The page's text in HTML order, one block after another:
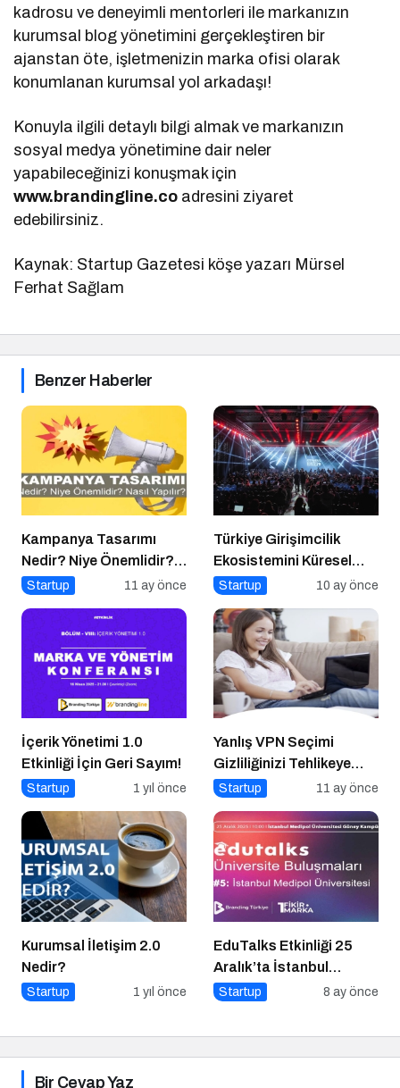
kadrosu ve deneyimli mentorleri ile markanızın
kurumsal blog yönetimini gerçekleştiren bir
ajanstan öte, işletmenizin marka ofisi olarak
konumlanan kurumsal yol arkadaşı!
Konuyla ilgili detaylı bilgi almak ve markanızın
sosyal medya yönetimine dair neler
yapabileceğinizi konuşmak için
www.brandingline.co adresini ziyaret
edebilirsiniz.
Kaynak: Startup Gazetesi köşe yazarı Mürsel
Ferhat Sağlam
Benzer Haberler
Kampanya Tasarımı
Nedir? Niye Önemlidir?
Kampanya Tasarımı
Startup 11 ay önce
Türkiye Girişimcilik
Ekosistemini Küresel
Sahneye Taşıyan
Startup 10 ay önce
İçerik Yönetimi 1.0
Etkinliği İçin Geri Sayım!
Startup 1 yıl önce
Yanlış VPN Seçimi
Gizliliğinizi Tehlikeye
Atabilir
Startup 11 ay önce
Kurumsal İletişim 2.0
Nedir?
Startup 1 yıl önce
EduTalks Etkinliği 25
Aralık’ta İstanbul
Medipol
Startup 8 ay önce
Bir Cevap Yaz